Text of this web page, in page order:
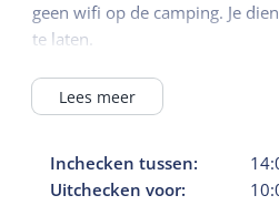
geen wifi op de camping. Je
te laten.
Lees meer
Inchecken tussen:
Uitchecken voor: